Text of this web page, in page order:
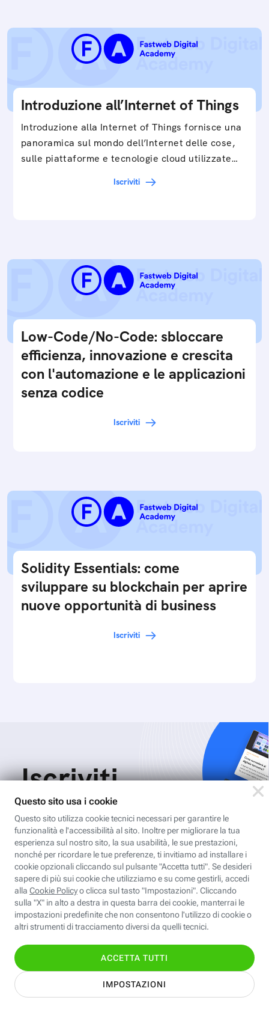
Introduzione all’Internet of Things
Introduzione alla Internet of Things fornisce una
panoramica sul mondo dell’Internet delle cose,
sulle piattaforme e tecnologie cloud utilizzate
Iscriviti
Low-Code/No-Code: sbloccare
efficienza, innovazione e crescita
con l'automazione e le applicazioni
senza codice
Iscriviti
Solidity Essentials: come
sviluppare su blockchain per aprire
nuove opportunità di business
Iscriviti
Iscriviti
all'area
personale
Per ricevere Newsletter, scaricare eBook,
creare playlist vocali e accedere ai corsi
della Fastweb Digital Academy a te
dedicati.